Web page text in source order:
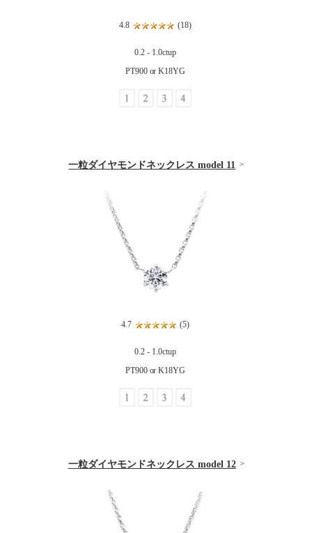
4.8 (18)
0.2 - 1.0ctup
PT900 or K18YG
一粒ダイヤモンドネックレス model 11
4.7 (5)
0.2 - 1.0ctup
PT900 or K18YG
一粒ダイヤモンドネックレス model 12